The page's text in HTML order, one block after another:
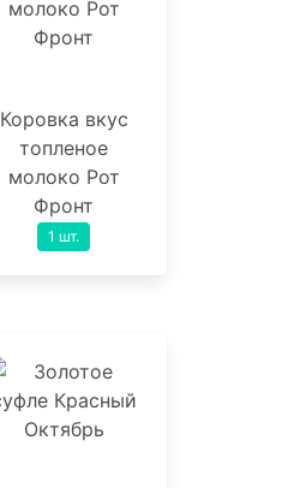
Коровка вкус
топленое
молоко Рот
Фронт
1 шт.